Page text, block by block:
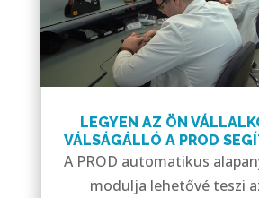
LEGYEN AZ ÖN
VÁLSÁGÁLLÓ A PROD
A PROD automatikus
modulja lehetővé teszi